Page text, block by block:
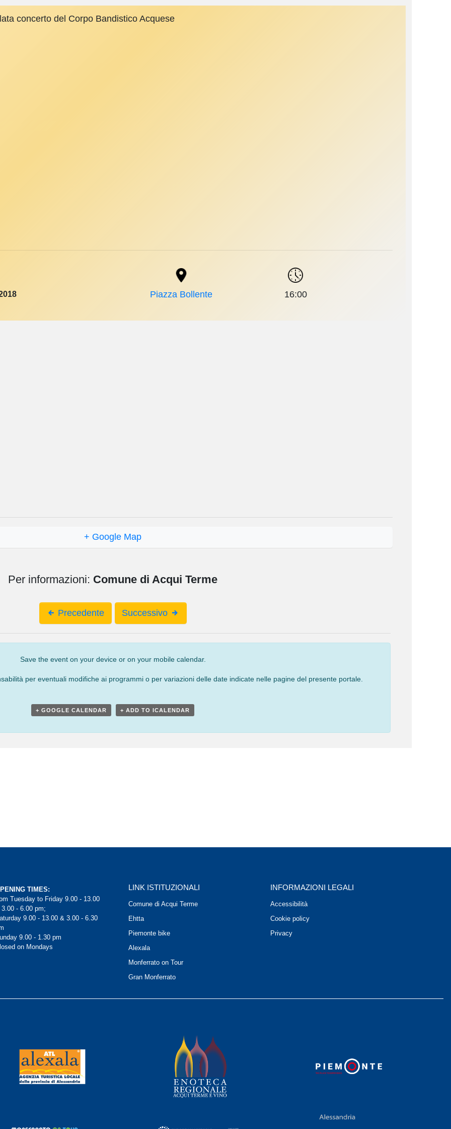
concerto del Corpo Bandistico Acquese
Piazza Bollente 16:00
+ Google Map
Per informazioni: Comune di Acqui Terme
Precedente Successivo
Save the event on your device or on your mobile calendar.
per eventuali modifiche ai programmi o per variazioni delle date indicate nelle pagine del presente portale.
+ GOOGLE CALENDAR + ADD TO ICALENDAR
TIMES:
Tuesday to Friday 9.00 - 13.00
3.00 - 6.00 pm;
9.00 - 13.00 & 3.00 - 6.30
9.00 - 1.30 pm
on Mondays
LINK ISTITUZIONALI
Comune di Acqui Terme
Ehtta
Piemonte bike
Alexala
Monferrato on Tour
Gran Monferrato
INFORMAZIONI LEGALI
Accessibilità
Cookie policy
Privacy